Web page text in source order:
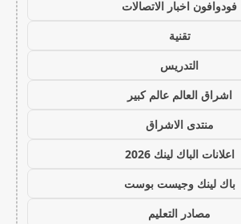
فودوافون اخبار الاتصالات
تقنية
التدريس
اشراق العالم عالم كبير
منتدى الاشراق
اعلانات الباك لينك 2026
باك لينك وجيست بوست
مصادر التعليم